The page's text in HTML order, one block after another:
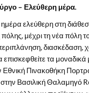
– Ελεύθερη μέρα.
ελεύθερη στη
πόλης, μέχρι τη νέα
διασκέδαση,
επισκεφθείτε τα
Πινακοθήκη
Βασιλική Θαλαμηγό